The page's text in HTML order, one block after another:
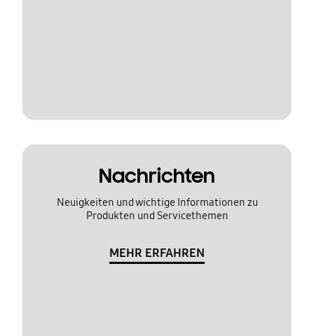
Nachrichten
Neuigkeiten und wichtige Informationen zu
Produkten und Servicethemen
MEHR ERFAHREN